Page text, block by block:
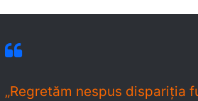
„Regretăm nespus dispariția